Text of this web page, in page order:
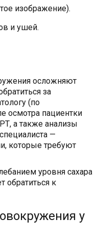
изображение).
и ушей.
осложняют
за
(по
осмотра пациентки
а также анализы
—
которые требуют
уровня сахара
обратиться к
у